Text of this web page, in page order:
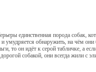
единственная порода собак,
умудряется обнаружить, на чём
то он идёт к серой табличке, а
собакой, они всегда жили с